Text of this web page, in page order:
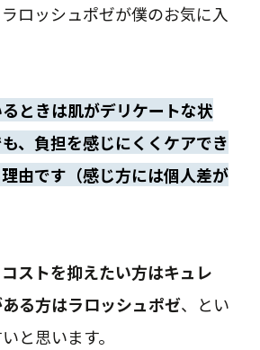
ロッシュポゼが僕のお気に入
ときは肌がデリケートな状
、負担を感じにくくケアでき
由です（感じ方には個人差が
コストを抑えたい方はキュレ
る方はラロッシュポゼ、とい
と思います。